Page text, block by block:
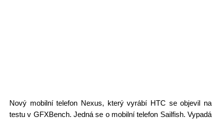
Nový mobilní telefon Nexus, který vyrábí HTC se objevil na
testu v GFXBench. Jedná se o mobilní telefon Sailfish. Vypadá